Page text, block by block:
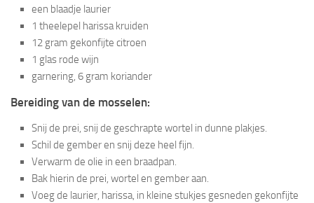
een blaadje laurier
1 theelepel harissa kruiden
12 gram gekonfijte citroen
1 glas rode wijn
garnering, 6 gram koriander
Bereiding van de mosselen:
Snij de prei, snij de geschrapte wortel in dunne plakjes.
Schil de gember en snij deze heel fijn.
Verwarm de olie in een braadpan.
Bak hierin de prei, wortel en gember aan.
Voeg de laurier, harissa, in kleine stukjes gesneden gekonfijte